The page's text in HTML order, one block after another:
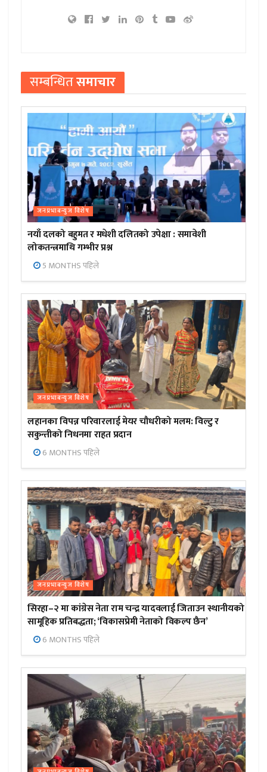
सम्बन्धितसमाचार
जनप्रभाबन्युज विशेष
नयाँ दलको बहुमत र मधेशी दलितको उपेक्षा : समावेशी
लोकतन्त्रमाथि गम्भीर प्रश्न
5 MONTHS पहिले
जनप्रभाबन्युज विशेष
लहानका विपन्न परिवारलाई मेयर चौधरीको मलम: विल्टु र
सकुन्तीको निधनमा राहत प्रदान
6 MONTHS पहिले
जनप्रभाबन्युज विशेष
सिरहा–२ मा कांग्रेस नेता राम चन्द्र यादवलाई जिताउन स्थानीयको
सामूहिक प्रतिबद्धता; ‘विकासप्रेमी नेताको विकल्प छैन’
6 MONTHS पहिले